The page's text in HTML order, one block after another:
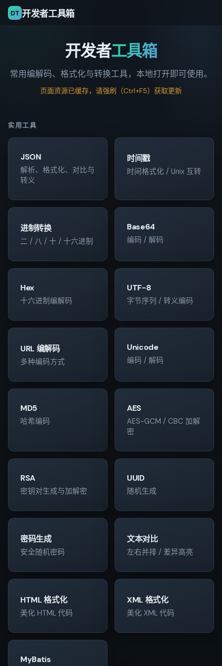
DT 开发者工具箱
开发者工具箱
常用编解码、格式化与转换工具，本地打开即可使用。
页面资源已缓存，请强刷（Ctrl+F5）获取更新
实用工具
JSON
解析、格式化、对比与
转义
时间戳
时间格式化 / Unix 互转
进制转换
二 / 八 / 十 / 十六进制
Base64
编码 / 解码
Hex
十六进制编解码
UTF-8
字节序列 / 转义编码
URL 编解码
多种编码方式
Unicode
编码 / 解码
MD5
哈希编码
AES
AES-GCM / CBC 加解
密
RSA
密钥对生成与加解密
UUID
随机生成
密码生成
安全随机密码
文本对比
左右并排 / 差异高亮
HTML 格式化
美化 HTML 代码
XML 格式化
美化 XML 代码
MyBatis